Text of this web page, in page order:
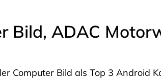
Bild, ADAC
Computer Bild als Top 3 Android